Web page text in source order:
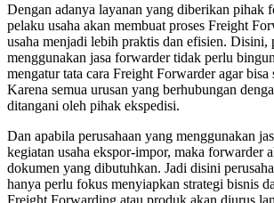
Dengan adanya layanan yang diberikan pihak
pelaku usaha akan membuat proses Freight
usaha menjadi lebih praktis dan efisien. Disini,
menggunakan jasa forwarder tidak perlu
mengatur tata cara Freight Forwarder agar bisa
Karena semua urusan yang berhubungan
ditangani oleh pihak ekspedisi.
Dan apabila perusahaan yang menggunakan
kegiatan usaha ekspor-impor, maka forwarder
dokumen yang dibutuhkan. Jadi disini
hanya perlu fokus menyiapkan strategi bisnis
Freight Forwarding atau produk akan diurus